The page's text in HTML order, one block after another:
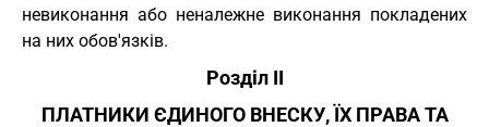
невиконання або неналежне виконання покладених
на них обов'язків.
Розділ II
ПЛАТНИКИ ЄДИНОГО ВНЕСКУ, ЇХ ПРАВА ТА